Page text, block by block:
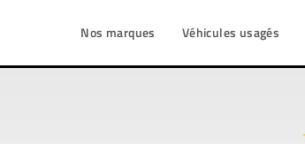
Nos marques Véhicules usagés